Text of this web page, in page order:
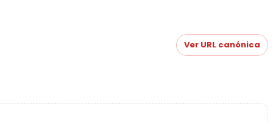
Ver URL canónica